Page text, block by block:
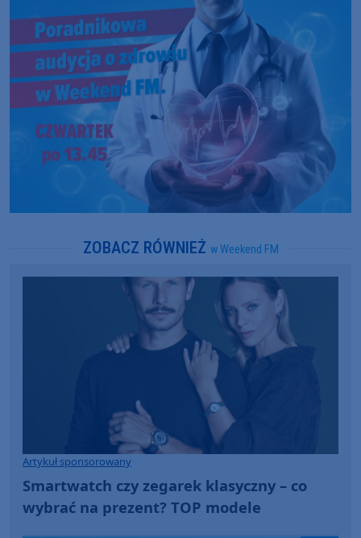
ZOBACZ RÓWNIEŻ w Weekend FM
Artykuł sponsorowany
Smartwatch czy zegarek klasyczny – co
wybrać na prezent? TOP modele